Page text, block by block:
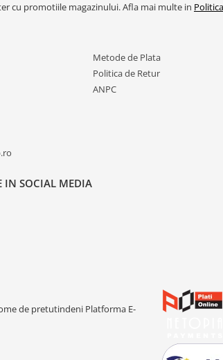
cu promotiile magazinului. Afla mai multe in
Metode de Plata
Politica de Retur
ANPC
IN SOCIAL MEDIA
de pretutindeni Platforma E-